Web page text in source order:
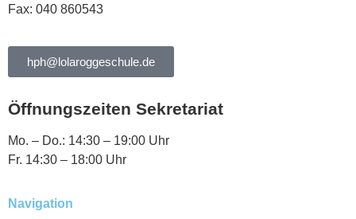
Fax: 040 860543
hph@lolaroggeschule.de
Öffnungszeiten Sekretariat
Mo. – Do.: 14:30 – 19:00 Uhr
Fr. 14:30 – 18:00 Uhr
Navigation